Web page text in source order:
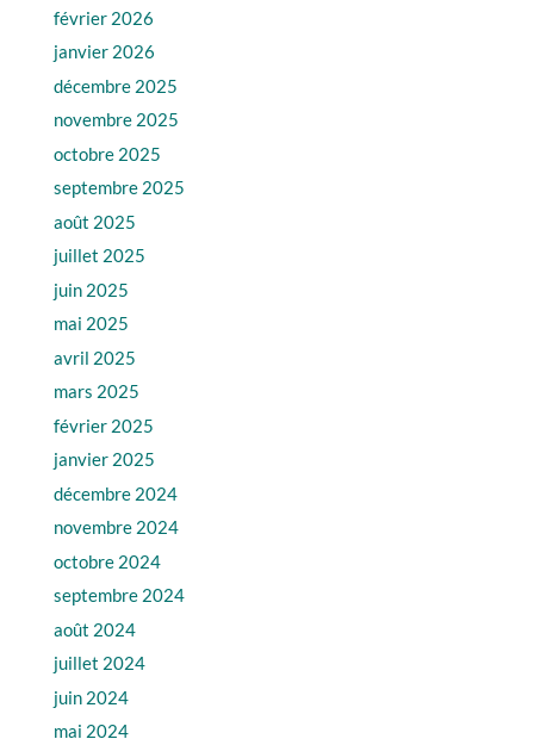
février 2026
janvier 2026
décembre 2025
novembre 2025
octobre 2025
septembre 2025
août 2025
juillet 2025
juin 2025
mai 2025
avril 2025
mars 2025
février 2025
janvier 2025
décembre 2024
novembre 2024
octobre 2024
septembre 2024
août 2024
juillet 2024
juin 2024
mai 2024